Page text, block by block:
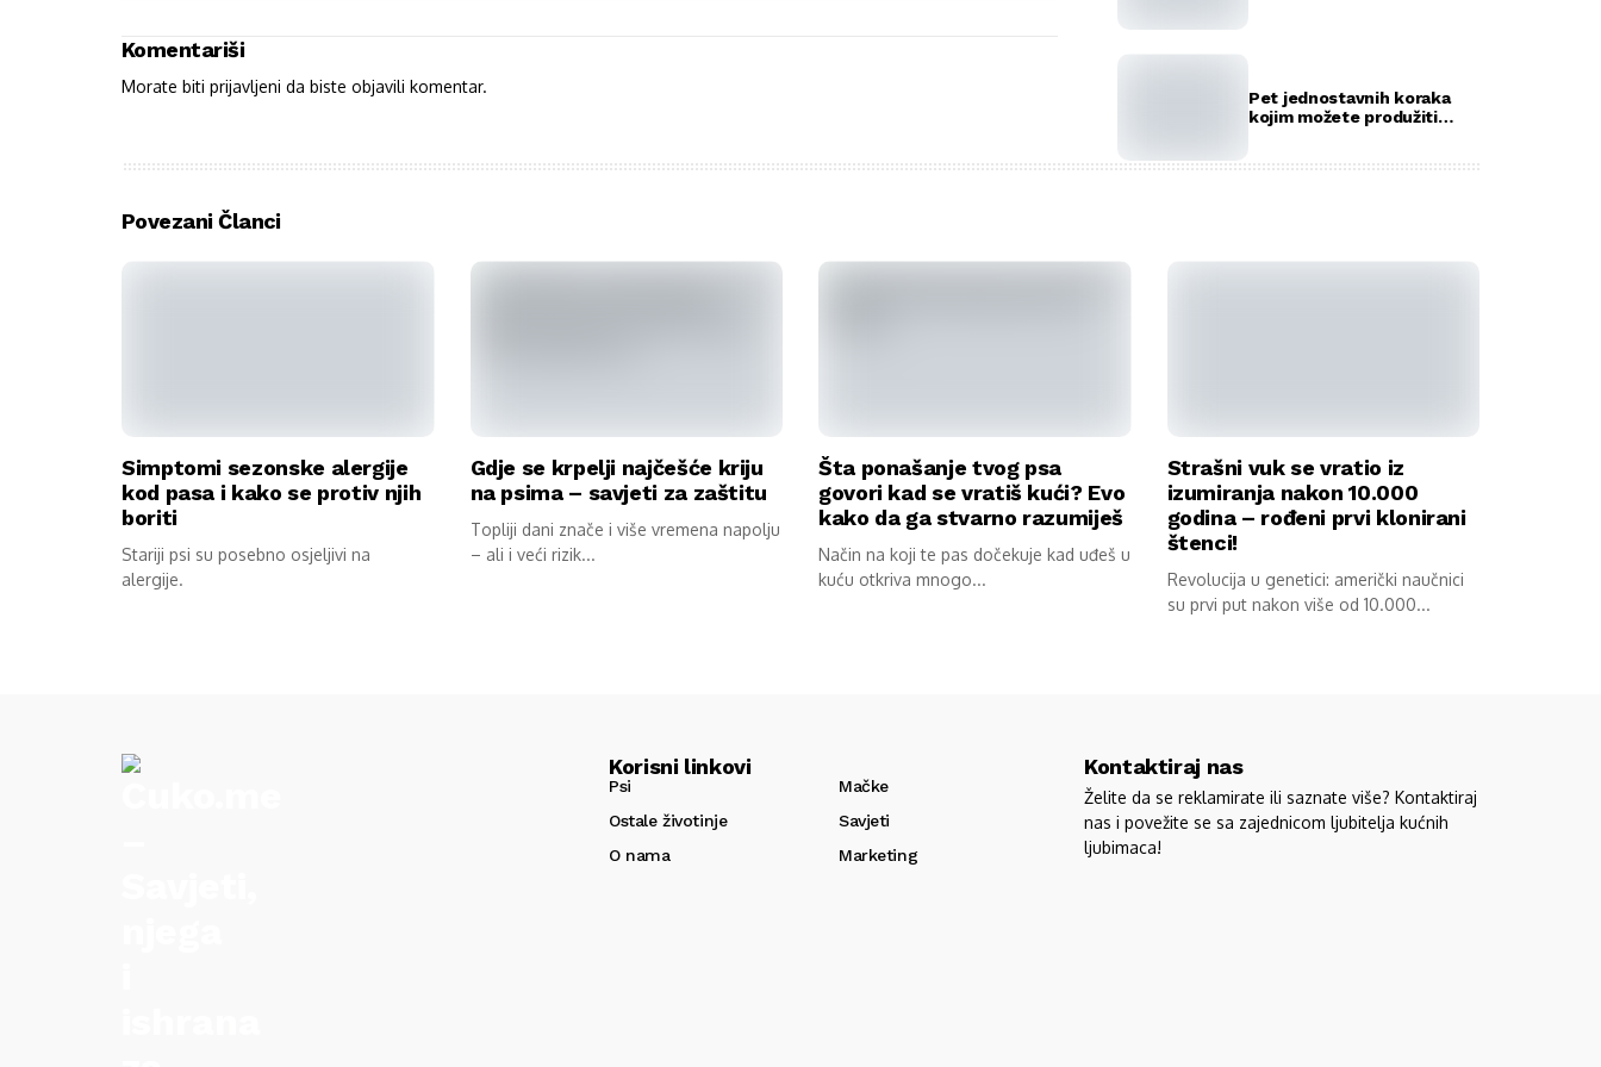
Komentariši
Morate biti prijavljeni da biste objavili komentar.
Pet jednostavnih koraka
kojim možete produžiti
Povezani Članci
Simptomi sezonske alergije
kod pasa i kako se protiv njih
boriti
Stariji psi su posebno osjeljivi na
alergije.
Gdje se krpelji najčešće kriju
na psima – savjeti za zaštitu
Topliji dani znače i više vremena napolju
– ali i veći rizik...
Šta ponašanje tvog psa
govori kad se vratiš kući? Evo
kako da ga stvarno razumiješ
Način na koji te pas dočekuje kad uđeš u
kuću otkriva mnogo...
Strašni vuk se vratio iz
izumiranja nakon 10.000
godina – rođeni prvi klonirani
štenci!
Revolucija u genetici: američki naučnici
su prvi put nakon više od 10.000...
Korisni linkovi
Psi
Mačke
Ostale životinje
Savjeti
O nama
Marketing
Kontaktiraj nas
Želite da se reklamirate ili saznate više? Kontaktiraj
nas i povežite se sa zajednicom ljubitelja kućnih
ljubimaca!